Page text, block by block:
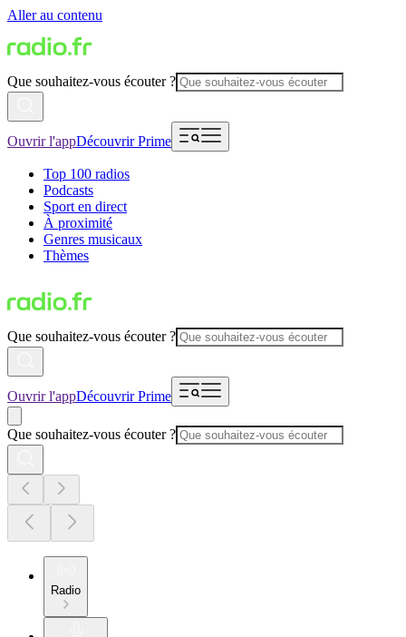
Aller au contenu
Que souhaitez-vous écouter ?
Ouvrir l'appDécouvrir Prime
Top 100 radios
Podcasts
Sport en direct
À proximité
Genres musicaux
Thèmes
Que souhaitez-vous écouter ?
Ouvrir l'appDécouvrir Prime
Que souhaitez-vous écouter ?
Radio